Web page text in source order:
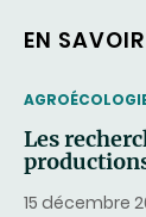
EN
THEMATIC
Les
15 décembre